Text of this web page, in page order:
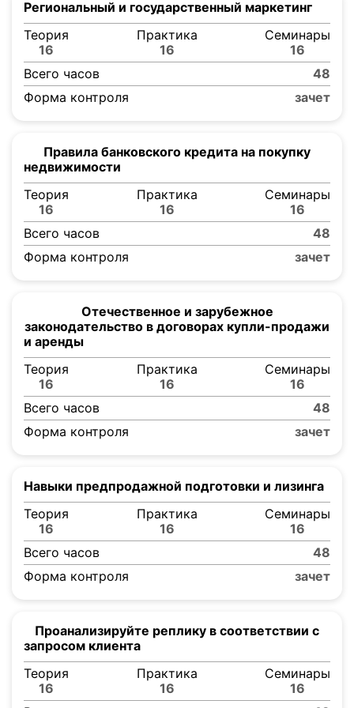
Региональный и государственный маркетинг
Теория
16
Практика
16
Семинары
16
Всего часов
48
Форма контроля
зачет
Правила банковского кредита на покупку
недвижимости
Теория
16
Практика
16
Семинары
16
Всего часов
48
Форма контроля
зачет
Отечественное и зарубежное
законодательство в договорах купли-продажи
и аренды
Теория
16
Практика
16
Семинары
16
Всего часов
48
Форма контроля
зачет
Навыки предпродажной подготовки и лизинга
Теория
16
Практика
16
Семинары
16
Всего часов
48
Форма контроля
зачет
Проанализируйте реплику в соответствии с
запросом клиента
Теория
16
Практика
16
Семинары
16